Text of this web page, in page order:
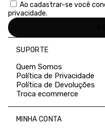
Ao cadastrar-se você
privacidade.
SUPORTE
Quem Somos
Política de Privacidade
Política de Devoluções
Troca ecommerce
MINHA CONTA